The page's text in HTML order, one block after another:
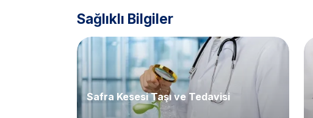
Sağlıklı Bilgiler
Safra Kesesi Taşı ve Tedavisi